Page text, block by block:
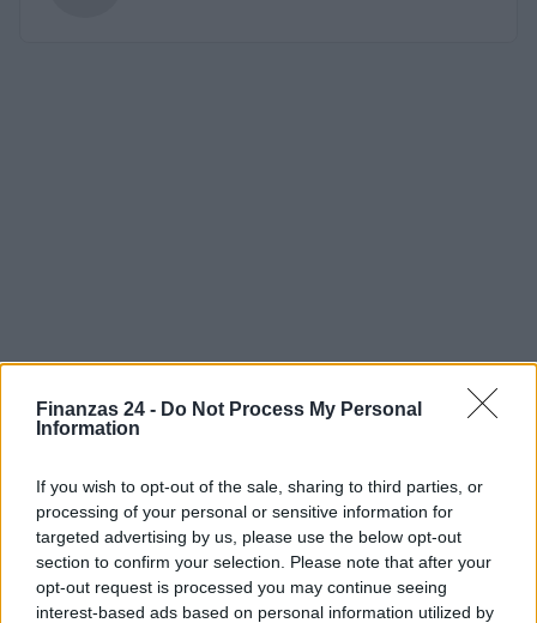
Finanzas 24 - Do Not Process My Personal
Information
If you wish to opt-out of the sale, sharing to third parties, or
processing of your personal or sensitive information for
targeted advertising by us, please use the below opt-out
section to confirm your selection. Please note that after your
opt-out request is processed you may continue seeing
interest-based ads based on personal information utilized by
Sigue leyendo